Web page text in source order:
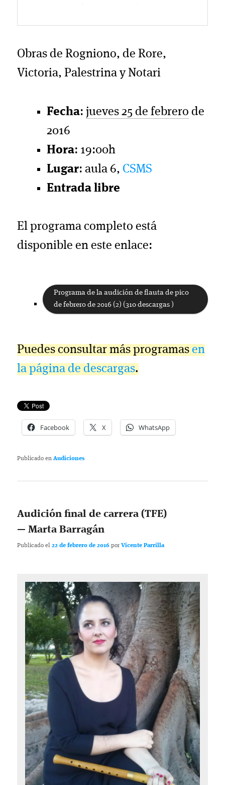
Obras de Rogniono, de Rore,
Victoria, Palestrina y Notari
Fecha:jueves 25 de febrero de
2016
Hora: 19:00h
Lugar: aula 6, CSMS
Entrada libre
El programa completo está
disponible en este enlace:
Programa de la audición de flauta de pico
de febrero de 2016 (2) (310 descargas )
Puedes consultar más programasen
la página de descargas.
Facebook X WhatsApp
Publicado en Audiciones
Audición final de carrera (TFE)
— Marta Barragán
Publicado el22 de febrero de 2016 porVicente Parrilla